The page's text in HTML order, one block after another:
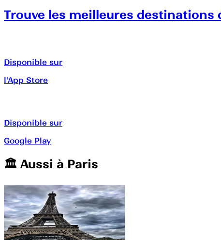
Trouve les meilleures destinations
Disponible sur
l'App Store
Disponible sur
Google Play
🏛️️ Aussi à Paris